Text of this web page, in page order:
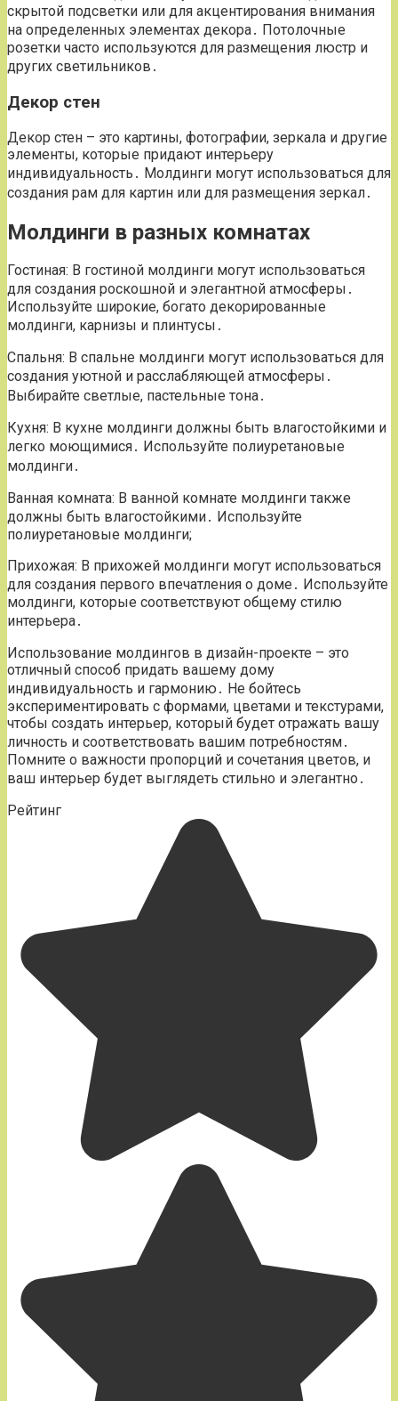
скрытой подсветки или для акцентирования внимания
на определенных элементах декора․ Потолочные
розетки часто используются для размещения люстр и
других светильников․
Декор стен
Декор стен – это картины, фотографии, зеркала и другие
элементы, которые придают интерьеру
индивидуальность․ Молдинги могут использоваться для
создания рам для картин или для размещения зеркал․
Молдинги в разных комнатах
Гостиная: В гостиной молдинги могут использоваться
для создания роскошной и элегантной атмосферы․
Используйте широкие, богато декорированные
молдинги, карнизы и плинтусы․
Спальня: В спальне молдинги могут использоваться для
создания уютной и расслабляющей атмосферы․
Выбирайте светлые, пастельные тона․
Кухня: В кухне молдинги должны быть влагостойкими и
легко моющимися․ Используйте полиуретановые
молдинги․
Ванная комната: В ванной комнате молдинги также
должны быть влагостойкими․ Используйте
полиуретановые молдинги;
Прихожая: В прихожей молдинги могут использоваться
для создания первого впечатления о доме․ Используйте
молдинги, которые соответствуют общему стилю
интерьера․
Использование молдингов в дизайн-проекте – это
отличный способ придать вашему дому
индивидуальность и гармонию․ Не бойтесь
экспериментировать с формами, цветами и текстурами,
чтобы создать интерьер, который будет отражать вашу
личность и соответствовать вашим потребностям․
Помните о важности пропорций и сочетания цветов, и
ваш интерьер будет выглядеть стильно и элегантно․
Рейтинг